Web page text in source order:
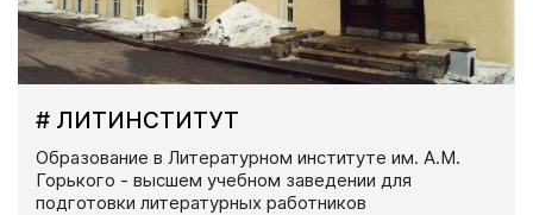
# ЛИТИНСТИТУТ
Образование в Литературном институте им. А.М.
Горького - высшем учебном заведении для
подготовки литературных работников